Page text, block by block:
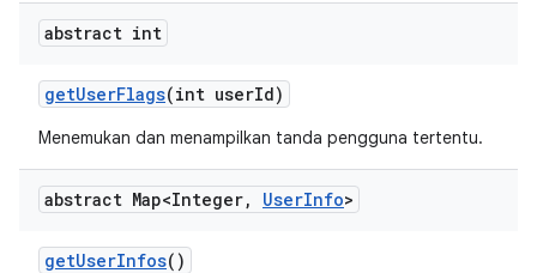
abstract int
getUserFlags(int userId)
Menemukan dan menampilkan tanda pengguna tertentu.
abstract Map<Integer, UserInfo>
getUserInfos()